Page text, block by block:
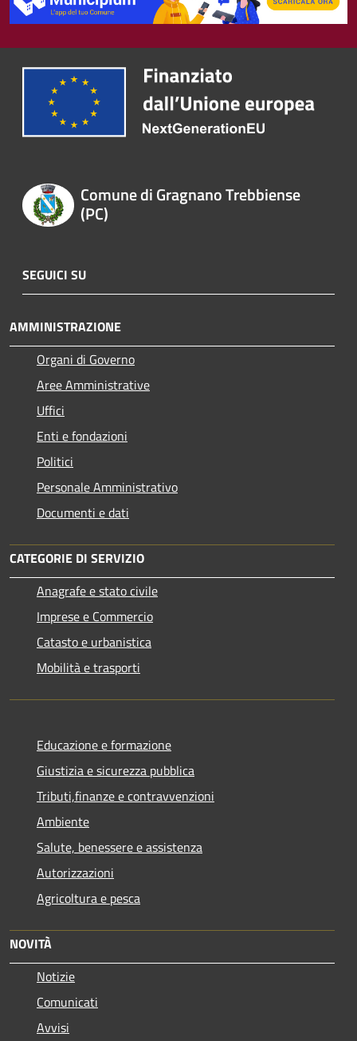
Comune di Gragnano Trebbiense
(PC)
SEGUICI SU
AMMINISTRAZIONE
Organi di Governo
Aree Amministrative
Uffici
Enti e fondazioni
Politici
Personale Amministrativo
Documenti e dati
CATEGORIE DI SERVIZIO
Anagrafe e stato civile
Imprese e Commercio
Catasto e urbanistica
Mobilità e trasporti
Educazione e formazione
Giustizia e sicurezza pubblica
Tributi,finanze e contravvenzioni
Ambiente
Salute, benessere e assistenza
Autorizzazioni
Agricoltura e pesca
NOVITÀ
Notizie
Comunicati
Avvisi